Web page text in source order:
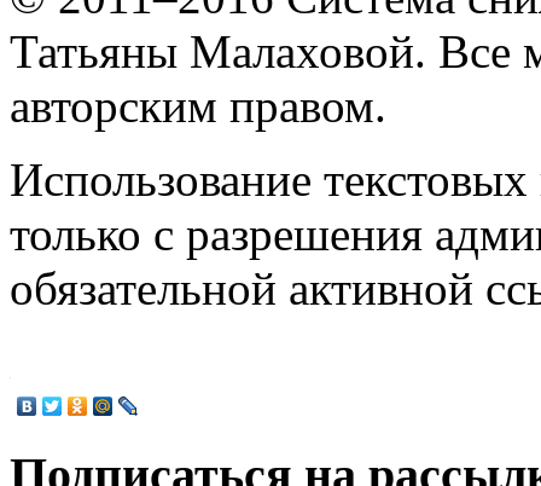
Татьяны Малаховой. Все
авторским правом.
Использование
только с разрешения
обязательной активной
Подписаться на